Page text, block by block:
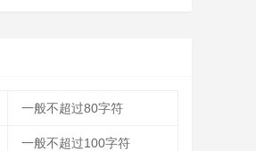
一般不超过80字符
一般不超过100字符